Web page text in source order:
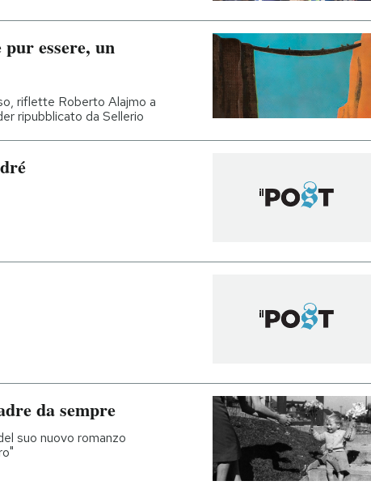
pur essere, un
riflette Roberto Alajmo a
ripubblicato da Sellerio
da sempre
suo nuovo romanzo